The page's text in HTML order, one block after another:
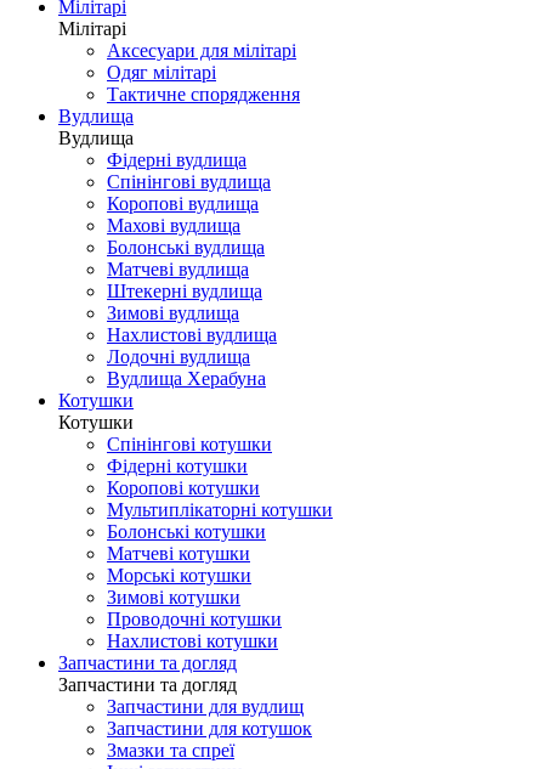
Мілітарі
Мілітарі
Аксесуари для мілітарі
Одяг мілітарі
Тактичне спорядження
Вудлища
Вудлища
Фідерні вудлища
Спінінгові вудлища
Коропові вудлища
Махові вудлища
Болонські вудлища
Матчеві вудлища
Штекерні вудлища
Зимові вудлища
Нахлистові вудлища
Лодочні вудлища
Вудлища Херабуна
Котушки
Котушки
Спінінгові котушки
Фідерні котушки
Коропові котушки
Мультиплікаторні котушки
Болонські котушки
Матчеві котушки
Морські котушки
Зимові котушки
Проводочні котушки
Нахлистові котушки
Запчастини та догляд
Запчастини та догляд
Запчастини для вудлищ
Запчастини для котушок
Змазки та спреї